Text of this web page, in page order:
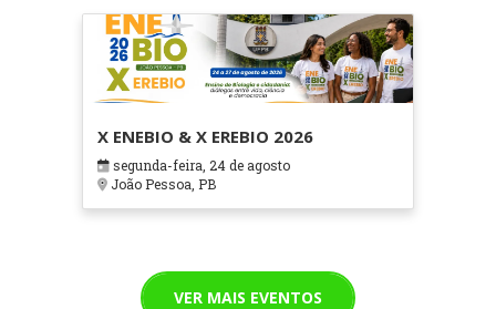
X ENEBIO & X EREBIO 2026
segunda-feira, 24 de agosto
João Pessoa, PB
VER MAIS EVENTOS